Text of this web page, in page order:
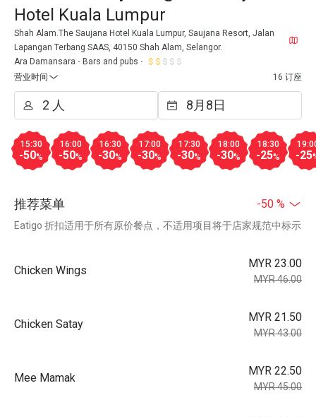
Hotel Kuala Lumpur
Shah Alam.The Saujana Hotel Kuala Lumpur, Saujana Resort, Jalan
Lapangan Terbang SAAS, 40150 Shah Alam, Selangor.
Ara Damansara
Bars and pubs
营业时间
16 订座
15:30
-50%
16:00
-50%
16:30
-30%
17:00
-30%
17:30
-30%
18:00
-30%
18:30
-25% -25
推荐菜单 -50 %
Eatigo 折扣适用于所有原价餐点，不适用项目将于店家规范中标示
Chicken Wings
MYR 23.00
MYR 46.00
Chicken Satay
MYR 21.50
MYR 43.00
Mee Mamak
MYR 22.50
MYR 45.00